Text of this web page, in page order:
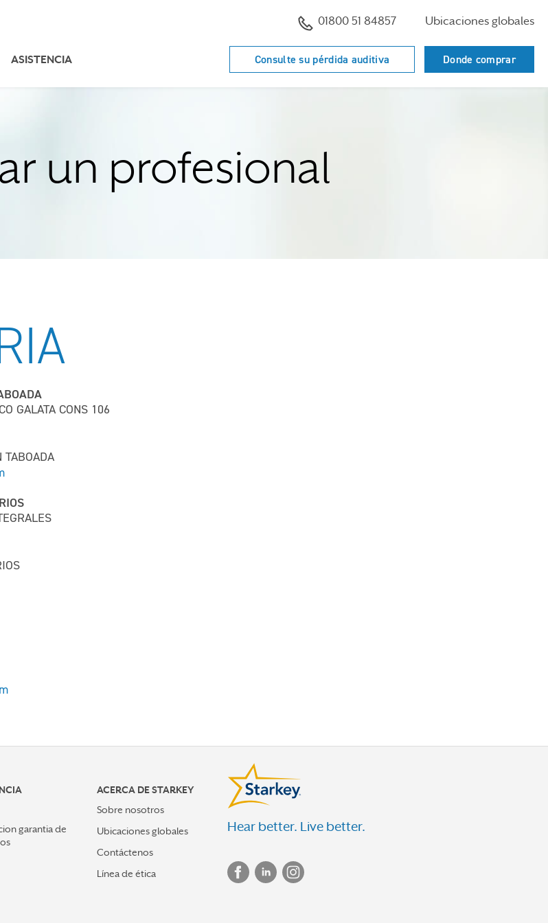
01800 51 84857 Ubicaciones globales
ASISTENCIA Consulte su pérdida auditiva Donde comprar
un profesional
GALATA CONS 106
TABOADA
garantia de
ACERCA DE STARKEY
Sobre nosotros
Ubicaciones globales
Contáctenos
Línea de ética
Hear better. Live better.